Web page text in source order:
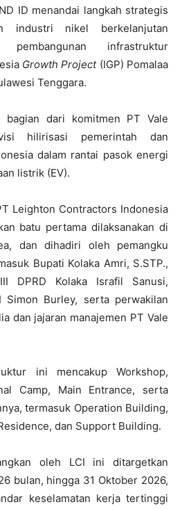
ID menandai langkah strategis
industri nikel berkelanjutan
infrastruktur
Growth Project(IGP) Pomalaa
Tenggara.
bagian dari komitmen PT Vale
hilirisasi pemerintah dan
dalam rantai pasok energi
listrik (EV).
Leighton Contractors Indonesia
batu pertama dilaksanakan di
dan dihadiri oleh pemangku
Bupati Kolaka Amri, S.STP.,
DPRD Kolaka Israfil Sanusi,
Simon Burley, serta perwakilan
dan jajaran manajemen PT Vale
ini mencakup Workshop,
Camp, Main Entrance, serta
termasuk Operation Building,
dan Support Building.
oleh LCI ini ditargetkan
bulan, hingga 31 Oktober 2026,
keselamatan kerja tertinggi